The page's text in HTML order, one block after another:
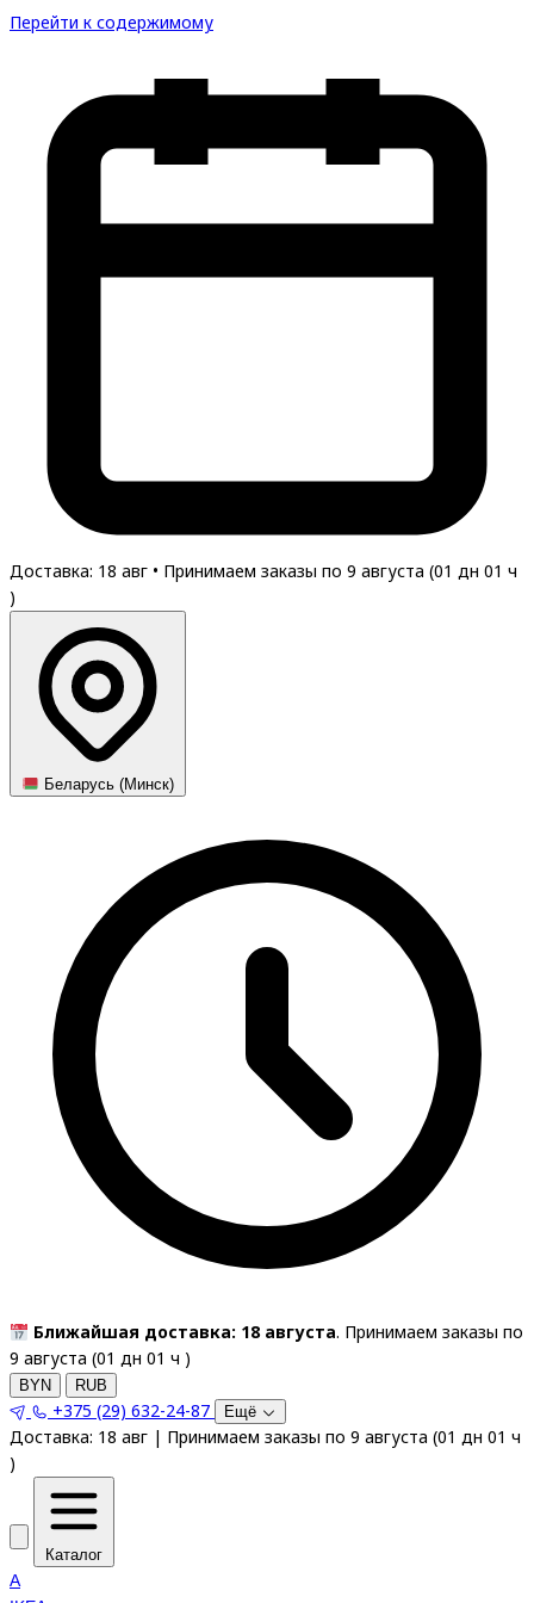
Перейти к содержимому
Доставка: 18 авг • Принимаем заказы по 9 августа (01 дн 01 ч
)
Беларусь (Минск)
Ближайшая доставка: 18 августа. Принимаем заказы по
9 августа (01 дн 01 ч )
BYN RUB
+375 (29) 632-24-87 Ещё
Доставка: 18 авг | Принимаем заказы по 9 августа (01 дн 01 ч
)
Каталог
A